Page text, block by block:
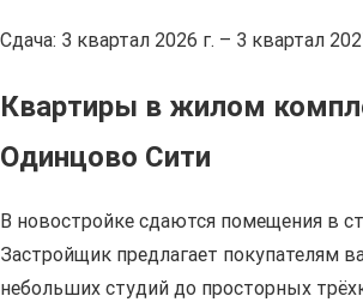
Сдача: 3 квартал 2026 г. – 3 квартал
Квартиры в жилом
Одинцово Сити
В новостройке сдаются помещения в
Застройщик предлагает покупателям
небольших студий до просторных